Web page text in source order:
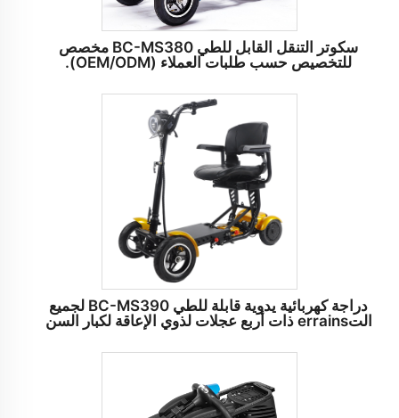
سكوتر التنقل القابل للطي BC-MS380 مخصص
للتخصيص حسب طلبات العملاء (OEM/ODM).
دراجة كهربائية يدوية قابلة للطي BC-MS390 لجميع
التerrains ذات أربع عجلات لذوي الإعاقة لكبار السن